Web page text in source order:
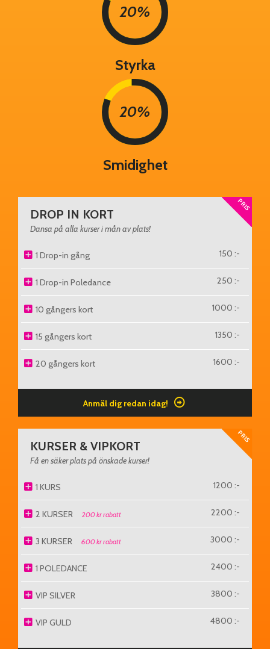
20%
Styrka
20%
Smidighet
DROP IN KORT
Dansa på alla kurser i mån av plats!
PRIS
1 Drop-in gång 150 :-
1 Drop-in Poledance 250 :-
10 gångers kort 1000 :-
15 gångers kort 1350 :-
20 gångers kort 1600 :-
Anmäl dig redan idag!
KURSER & VIPKORT
Få en säker plats på önskade kurser!
PRIS
1 KURS 1200 :-
2 KURSER 200 kr rabatt 2200 :-
3 KURSER 600 kr rabatt 3000 :-
1 POLEDANCE 2400 :-
VIP SILVER 3800 :-
VIP GULD 4800 :-